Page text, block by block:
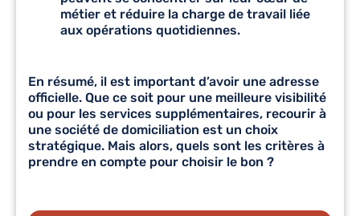
métier et réduire la charge de travail liée
aux opérations quotidiennes.
En résumé, il est important d’avoir une adresse
officielle. Que ce soit pour une meilleure visibilité
ou pour les services supplémentaires, recourir à
une société de domiciliation est un choix
stratégique. Mais alors, quels sont les critères à
prendre en compte pour choisir le bon ?